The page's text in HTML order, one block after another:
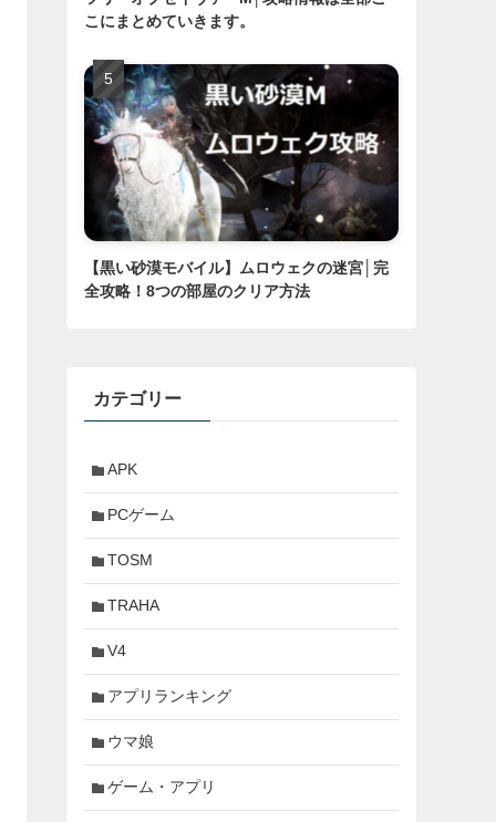
こにまとめていきます。
【黒い砂漠モバイル】ムロウェクの迷宮│完
全攻略！8つの部屋のクリア方法
カテゴリー
APK
PCゲーム
TOSM
TRAHA
V4
アプリランキング
ウマ娘
ゲーム・アプリ